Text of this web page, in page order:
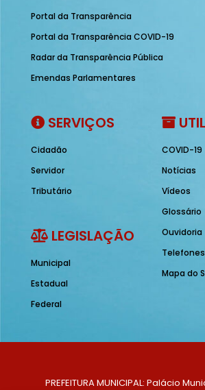
Portal da Transparência
Portal da Transparência COVID-19
Radar da Transparência Pública
Emendas Parlamentares
SERVIÇOS
Cidadão
Servidor
Tributário
LEGISLAÇÃO
Municipal
Estadual
Federal
COVID-19
Notícias
Vídeos
Glossário
Ouvidoria
Mapa do
PREFEITURA MUNICIPAL: Palácio